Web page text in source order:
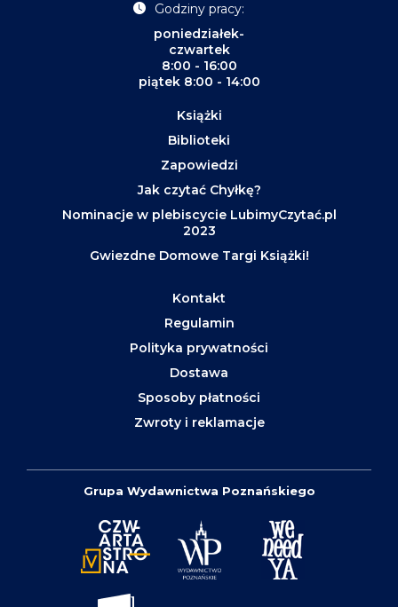
Godziny pracy:
poniedziałek-
czwartek
8:00 - 16:00
piątek 8:00 - 14:00
Książki
Biblioteki
Zapowiedzi
Jak czytać Chyłkę?
Nominacje w plebiscycie LubimyCzytać.pl
2023
Gwiezdne Domowe Targi Książki!
Kontakt
Regulamin
Polityka prywatności
Dostawa
Sposoby płatności
Zwroty i reklamacje
Grupa Wydawnictwa Poznańskiego